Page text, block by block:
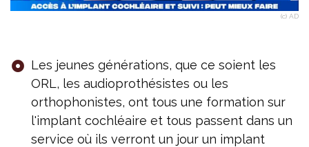
(c) AD
Les jeunes générations, que ce soient les
ORL, les audioprothésistes ou les
orthophonistes, ont tous une formation sur
l'implant cochléaire et tous passent dans un
service où ils verront un jour un implant